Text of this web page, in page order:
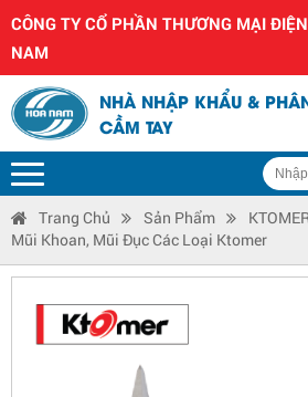
CÔNG TY CỔ PHẦN THƯƠNG MẠI
NAM
NHÀ NHẬP KHẨU &
CẦM TAY
Trang Chủ Sản Phẩm
Mũi Khoan, Mũi Đục Các Loại Ktomer